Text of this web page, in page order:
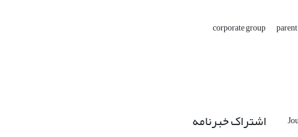
corporate group
اشتراک خبرنامه